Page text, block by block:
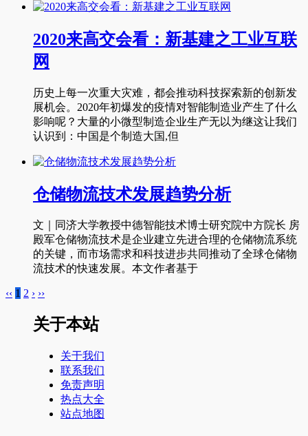
2020来高交会看：新基建之工业互联
网
历史上每一次重大灾难，都会推动科技探索新的创新发
展机会。2020年初爆发的疫情对智能制造业产生了什么
影响呢？大量的小微型制造企业生产无以为继这让我们
认识到：中国是个制造大国,但
仓储物流技术发展趋势分析
文｜同济大学教授中德智能技术博士研究院中方院长 房
殿军仓储物流技术是企业建立先进合理的仓储物流系统
的关键，而市场需求和科技进步共同推动了全球仓储物
流技术的快速发展。本文作者基于
‹‹ 1 2 › ››
关于本站
关于我们
联系我们
免责声明
热点大全
站点地图